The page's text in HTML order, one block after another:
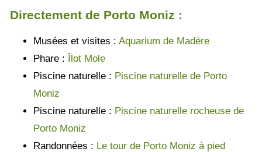
Directement de Porto Moniz :
Musées et visites : Aquarium de Madère
Phare : Îlot Mole
Piscine naturelle : Piscine naturelle de Porto
Moniz
Piscine naturelle : Piscine naturelle rocheuse de
Porto Moniz
Randonnées : Le tour de Porto Moniz à pied